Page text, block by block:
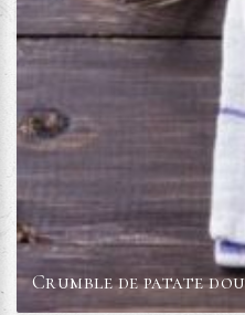
Crumble de patate